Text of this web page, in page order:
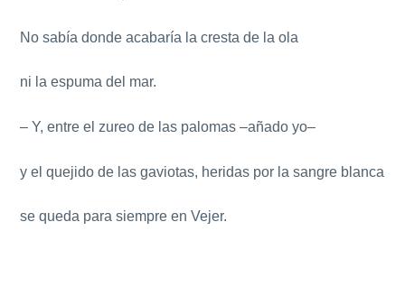
No sabía donde acabaría la cresta de la ola
ni la espuma del mar.
– Y, entre el zureo de las palomas –añado yo–
y el quejido de las gaviotas, heridas por la sangre blanca
se queda para siempre en Vejer.